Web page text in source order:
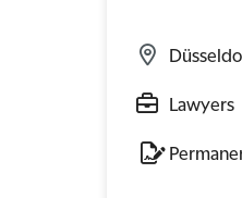
Lawyers